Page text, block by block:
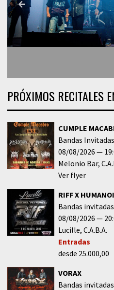
PRÓXIMOS RECITALES
CUMPLE
Bandas
08/08/2026
Melonio Bar
Ver flyer
RIFF X
Bandas
08/08/2026
Lucille C.A.B.A.
Entradas
desde 25.000,00
VORAX
Bandas